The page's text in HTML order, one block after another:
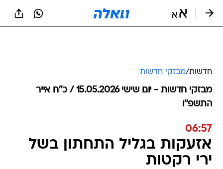
חדשות/מבזקי חדשות
מבזקי חדשות - יום שישי 15.05.2026 / כ״ח אייר
התשפ"ו
06:57
אזעקות בגליל התחתון בשל
ירי רקטות